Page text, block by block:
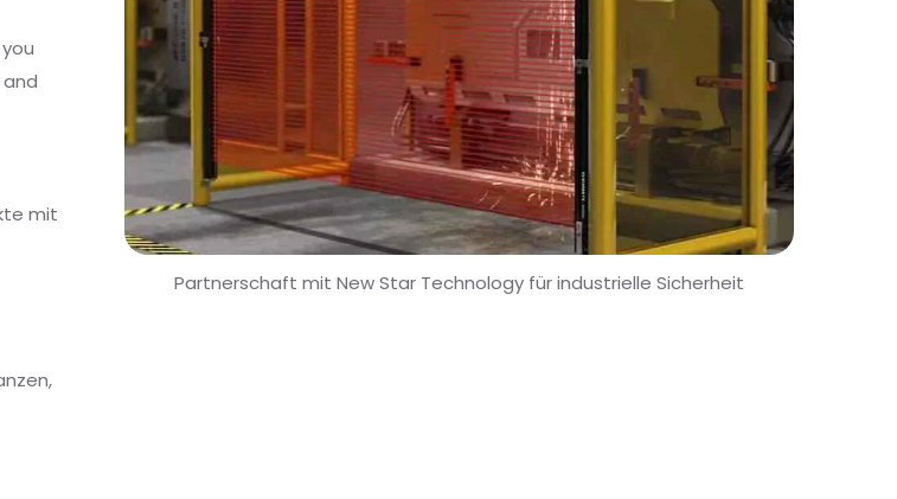
mit
Partnerschaft mit New Star Technology für industrielle Sicherheit